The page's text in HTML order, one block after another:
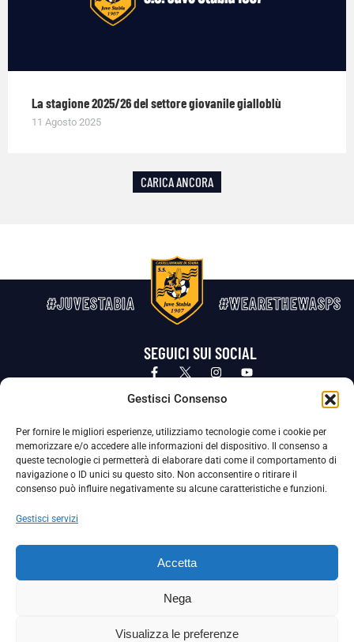
Gestisci Consenso
Per fornire le migliori esperienze, utilizziamo tecnologie come i cookie per
memorizzare e/o accedere alle informazioni del dispositivo. Il consenso a
queste tecnologie ci permetterà di elaborare dati come il comportamento di
navigazione o ID unici su questo sito. Non acconsentire o ritirare il
consenso può influire negativamente su alcune caratteristiche e funzioni.
Gestisci servizi
Accetta
Nega
Visualizza le preferenze
La stagione 2025/26 del settore giovanile gialloblù
11 Agosto 2025
CARICA ANCORA
#JUVESTABIA #WEARETHEWASPS
SEGUICI SUI SOCIAL
Privacy Policy Cookie Policy
La Società ha nominato il Responsabile della Protezione dei Dati Personali (DPO), figura specializzata che vigila sulle modalità
adottate dalla nostra Società per tutelare i Suoi dati personali.
Per contattare il DPO può scrivere a
La Società ha inoltre adottato un proprio Codice Etico, consultabile al seguente link:
Scarica il Codice Etico